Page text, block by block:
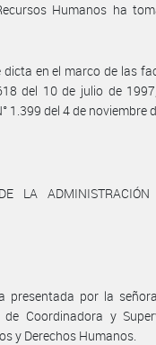
Humanos ha
en el marco de las
del 10 de julio de
1.399 del 4 de noviembre
LA
presentada por la
Coordinadora y
y Derechos Humanos.